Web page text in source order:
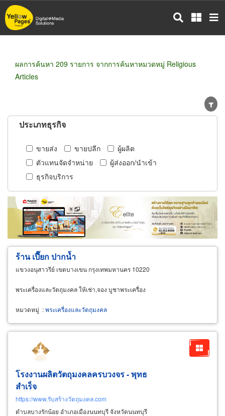
ข้าม
ไป
ผลการค้นหา 209 รายการ จากการค้นหาหมวดหมู่ Religious
Articles
ประเภทธุรกิจ
ขายส่ง ขายปลีก
ผู้ผลิต
ตัวแทนจัดจำหน่าย
ผู้ส่งออก/นำเข้า
ธุรกิจบริการ
ร้าน เปี๊ยก ปากน้ำ
แขวงอนุสาวรีย์ เขตบางเขน กรุงเทพมหานคร 10220
พระเครื่องและวัตถุมงคล ให้เช่า,จอง บูชาพระเครื่อง
หมวดหมู่ :พระเครื่องและวัตถุมงคล
โรงงานผลิตวัตถุมงคลครบวงจร - พุทธ
สำเร็จ
https://www.รับสร้างวัตถุมงคล.com
ตำบลบางรักน้อย อำเภอเมืองนนทบุรี จังหวัดนนทบุรี